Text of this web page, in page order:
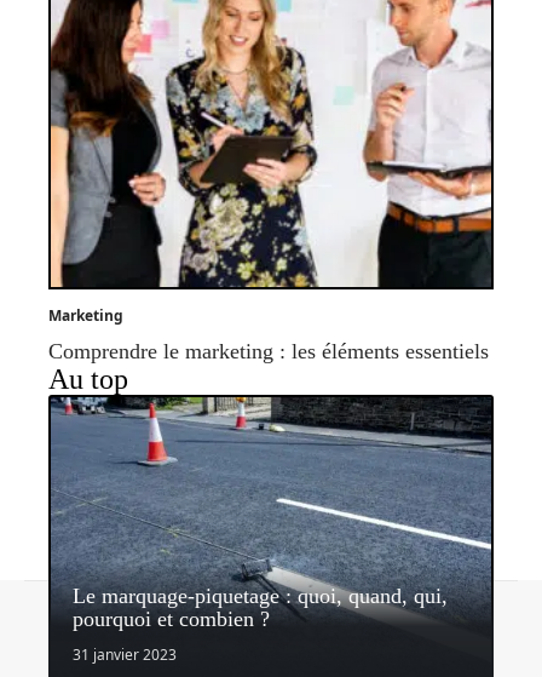
Marketing
Comprendre le marketing : les éléments essentiels
Au top
Le marquage-piquetage : quoi, quand, qui,
pourquoi et combien ?
31 janvier 2023
Contact Mentions légales Sitemap